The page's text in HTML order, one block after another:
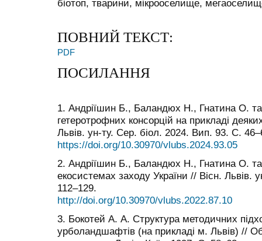
біотоп, тварини, мікрооселище,
ПОВНИЙ ТЕКСТ:
PDF
ПОСИЛАННЯ
1. Андріїшин Б., Баландюх Н., Гнатина О. та
гетеротрофних консорцій на прикладі
Львів. ун-ту. Сер. біол. 2024. Вип. 93. С.
https://doi.org/10.30970/vlubs.2024.93.05
2. Андріїшин Б., Баландюх Н., Гнатина О.
екосистемах заходу України // Вісн.
112–129.
http://doi.org/10.30970/vlubs.2022.87.10
3. Бокотей А. А. Структура методичних
урболандшафтiв (на прикладі м. Львів) //